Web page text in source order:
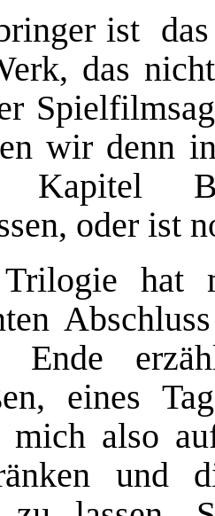
ist das
das
wir denn
oder ist
hat
Ende
eines
mich also
und